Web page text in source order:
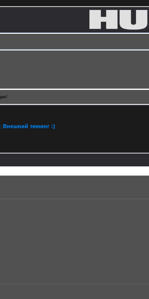
Внешний тюнинг :)